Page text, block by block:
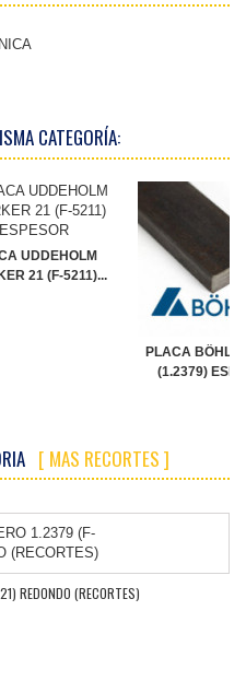
CATEGORÍA:
UDDEHOLM
21 (F-5211)...
PLACA
(1.2379)
[ MAS RECORTES ]
REDONDO (RECORTES)